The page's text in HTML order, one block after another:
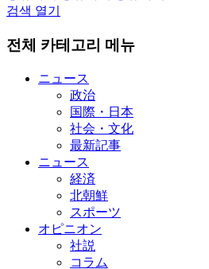
검색 열기
전체 카테고리 메뉴
ニュース
政治
国際・日本
社会・文化
最新記事
ニュース
経済
北朝鮮
スポーツ
オピニオン
社説
コラム